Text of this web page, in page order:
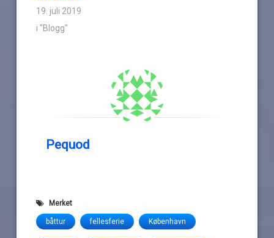
19. juli 2019
i "Blogg"
Pequod
Merket
båttur fellesferie København